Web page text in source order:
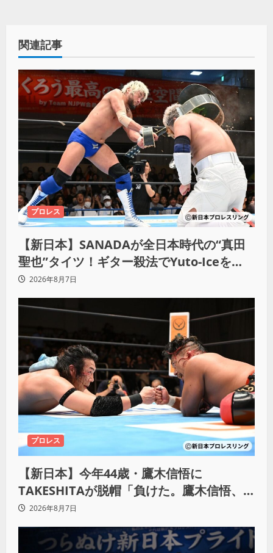
関連記事
プロレス
【新日本】SANADAが全日本時代の“真田
聖也”タイツ！ギター殺法でYuto-Iceを
KO「俺と闘う時は考えろ。感じるな」
2026年8月7日
プロレス
【新日本】今年44歳・鷹木信悟に
TAKESHITAが脱帽「負けた。鷹木信悟、
強いわ！」
2026年8月7日